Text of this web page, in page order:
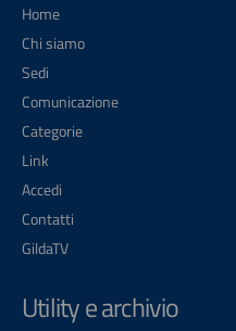
Home
Chi siamo
Sedi
Comunicazione
Categorie
Link
Accedi
Contatti
GildaTV
Utility e archivio